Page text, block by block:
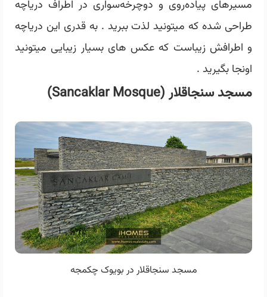
مسیرهای پیاده‌روی و دوچرخه‌سواری در اطراف دریاچه
طراحی شده که میتونید لذت ببرید . به قدری این دریاچه
و اطرافش زیباست که عکس های بسیار زیبایی میتونید
اونجا بگیرید .
مسجد سنجاقلار (Sancaklar Mosque)
مسجد سنجاقلار در بویوک چکمجه